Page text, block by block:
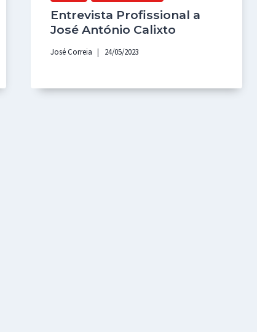
Entrevista Profissional a
José António Calixto
José Correia 24/05/2023